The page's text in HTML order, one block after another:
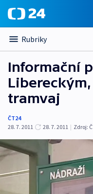
Rubriky
Informační
tramvaj
ČT24
28. 7. 2011
28. 7. 2011 | Zdroj: